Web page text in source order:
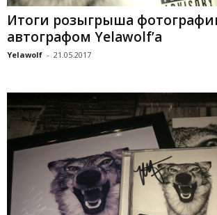
Итоги розыгрыша
автографом Yelawolf’а
Yelawolf - 21.05.2017